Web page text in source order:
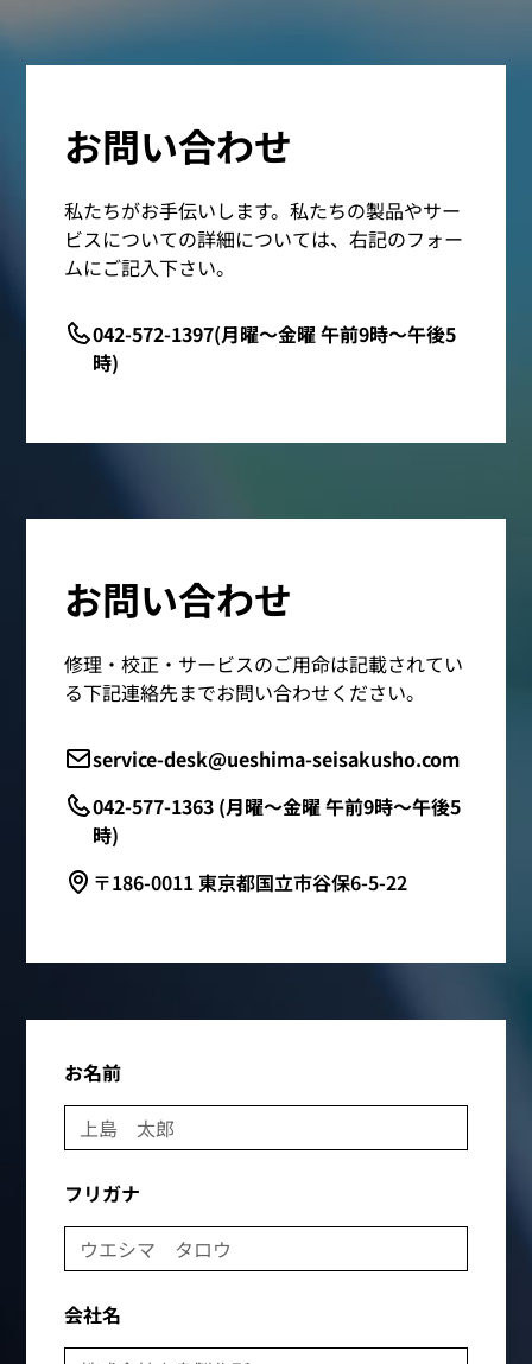
お問い合わせ
私たちがお手伝いします。私たちの製品やサー
ビスについての詳細については、右記のフォー
ムにご記入下さい。
042-572-1397(月曜～金曜 午前9時～午後5
時)
お問い合わせ
修理・校正・サービスのご用命は記載されてい
る下記連絡先までお問い合わせください。
service-desk@ueshima-seisakusho.com
042-577-1363 (月曜～金曜 午前9時～午後5
時)
〒186-0011 東京都国立市谷保6-5-22
お名前
フリガナ
会社名